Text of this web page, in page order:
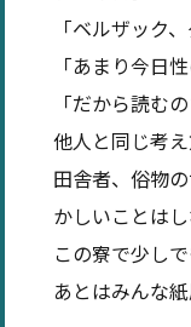
「ベルザック
「あまり今日
「だから読む
他人と同じ考
田舎者、俗物
かしいことはし
この寮で少し
あとはみんな